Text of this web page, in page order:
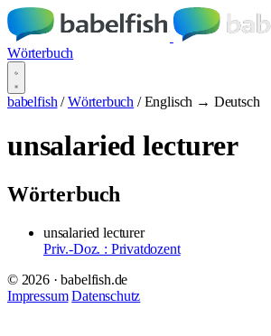
Wörterbuch
babelfish / Wörterbuch / Englisch → Deutsch
unsalaried lecturer
Wörterbuch
unsalaried lecturer
Priv.-Doz. : Privatdozent
© 2026 · babelfish.de
Impressum Datenschutz